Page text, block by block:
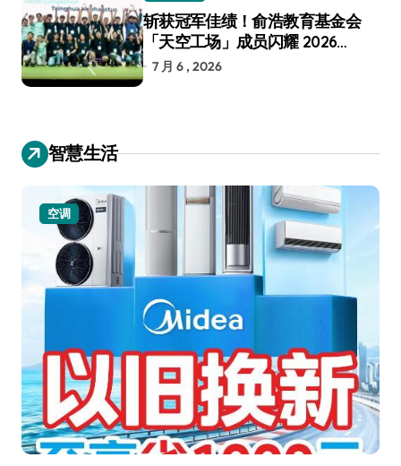
斩获冠军佳绩！俞浩教育基金会
「天空工场」成员闪耀 2026
RoboCup 机器人世界杯
7 月 6 , 2026
智慧生活
空调